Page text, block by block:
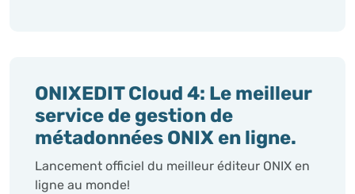
ONIXEDIT Cloud 4: Le meilleur
service de gestion de
métadonnées ONIX en ligne.
Lancement officiel du meilleur éditeur ONIX en
ligne au monde!